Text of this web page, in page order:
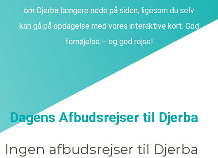
om Djerba længere nede på siden, ligesom du selv
kan gå på opdagelse med vores interaktive kort. God
fornøjelse – og god rejse!
Dagens Afbudsrejser til Djerba
Ingen afbudsrejser til Djerba